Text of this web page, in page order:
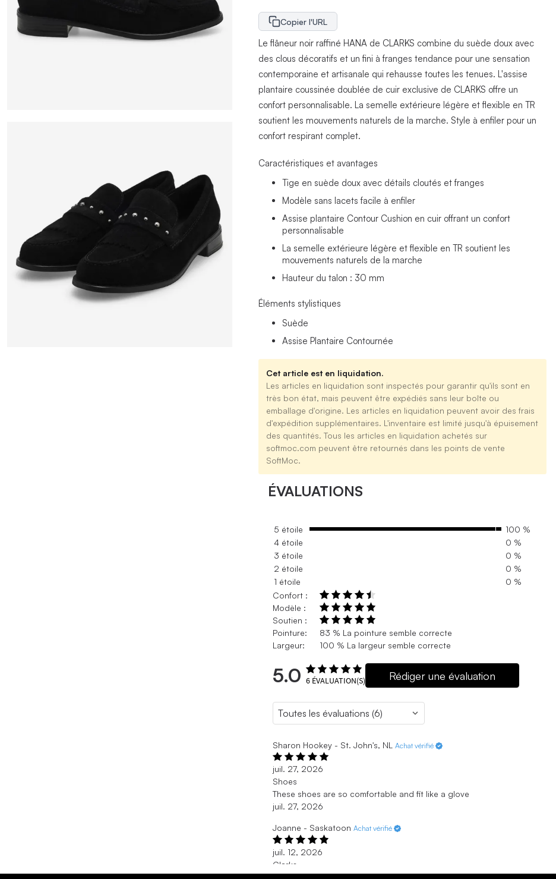
Copier l'URL
Le flâneur noir raffiné HANA de CLARKS combine du suède doux avec
des clous décoratifs et un fini à franges tendance pour une sensation
contemporaine et artisanale qui rehausse toutes les tenues. L'assise
plantaire coussinée doublée de cuir exclusive de CLARKS offre un
confort personnalisable. La semelle extérieure légère et flexible en TR
soutient les mouvements naturels de la marche. Style à enfiler pour un
confort respirant complet.
Caractéristiques et avantages
Tige en suède doux avec détails cloutés et franges
Modèle sans lacets facile à enfiler
Assise plantaire Contour Cushion en cuir offrant un confort
personnalisable
La semelle extérieure légère et flexible en TR soutient les
mouvements naturels de la marche
Hauteur du talon : 30 mm
Éléments stylistiques
Suède
Assise Plantaire Contournée
Cet article est en liquidation.
Les articles en liquidation sont inspectés pour garantir qu'ils sont en
très bon état, mais peuvent être expédiés sans leur boîte ou
emballage d'origine. Les articles en liquidation peuvent avoir des frais
d'expédition supplémentaires. L'inventaire est limité jusqu'à épuisement
des quantités. Tous les articles en liquidation achetés sur
softmoc.com peuvent être retournés dans les points de vente
SoftMoc.
ÉVALUATIONS
5 étoile
100 %
4 étoile
0 %
3 étoile
0 %
2 étoile
0 %
1 étoile
0 %
Confort :
Modèle :
Soutien :
Pointure:
83 % La pointure semble correcte
Largeur:
100 % La largeur semble correcte
5.0 6 ÉVALUATION(S) Rédiger une évaluation
Sharon Hookey - St. John's, NL Achat vérifié
juil. 27, 2026
Shoes
These shoes are so comfortable and fit like a glove
juil. 27, 2026
Joanne - Saskatoon Achat vérifié
juil. 12, 2026
Clarks
I can count on Clark’s shoes for being consistent in quality and